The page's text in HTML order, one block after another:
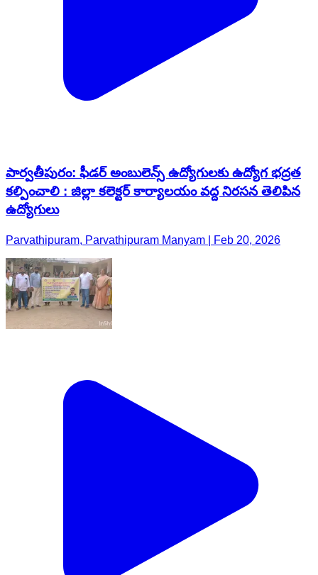
పార్వతీపురం: ఫీడర్ అంబులెన్స్ ఉద్యోగులకు ఉద్యోగ భద్రత
కల్పించాలి : జిల్లా కలెక్టర్ కార్యాలయం వద్ద నిరసన తెలిపిన
ఉద్యోగులు
Parvathipuram, Parvathipuram Manyam | Feb 20, 2026